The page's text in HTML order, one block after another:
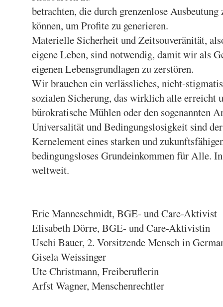
betrachten, die durch grenzenlose
können, um Profite zu generieren.
Materielle Sicherheit und Zeitsouveränität,
eigene Leben, sind notwendig, damit wir als
eigenen Lebensgrundlagen zu zerstören.
Wir brauchen ein verlässliches, nicht-
sozialen Sicherung, das wirklich alle erreicht
bürokratische Mühlen oder den sogenannten
Universalität und Bedingungslosigkeit sind
Kernelement eines starken und
bedingungsloses Grundeinkommen für Alle.
weltweit.
Eric Manneschmidt, BGE- und Care-Aktivist
Elisabeth Dörre, BGE- und Care-Aktivistin
Uschi Bauer, 2. Vorsitzende Mensch in
Gisela Weissinger
Ute Christmann, Freiberuflerin
Arfst Wagner, Menschenrechtler